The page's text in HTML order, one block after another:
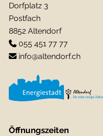
Dorfplatz 3
Postfach
8852 Altendorf
055 451 77 77
info@altendorf.ch
Öffnungszeiten